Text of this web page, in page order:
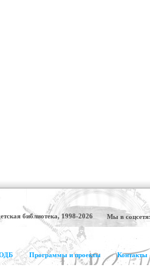
библиотека, 1998-2026 Мы в
Программы и проекты Контакты